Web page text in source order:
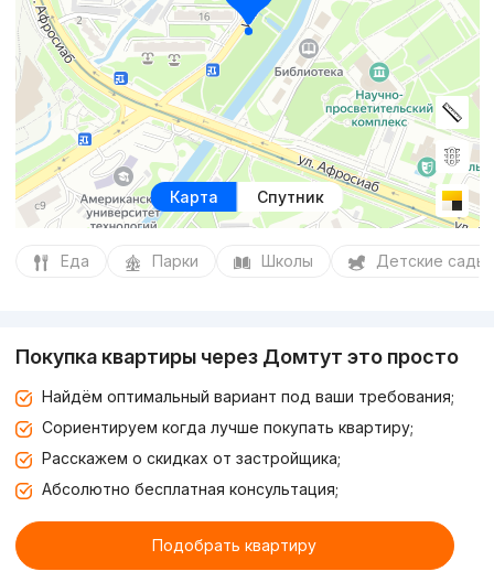
Карта Спутник
Еда Парки Школы Детские сады
Покупка квартиры через Домтут это просто
Найдём оптимальный вариант под ваши требования;
Сориентируем когда лучше покупать квартиру;
Расскажем о скидках от застройщика;
Абсолютно бесплатная консультация;
Подобрать квартиру